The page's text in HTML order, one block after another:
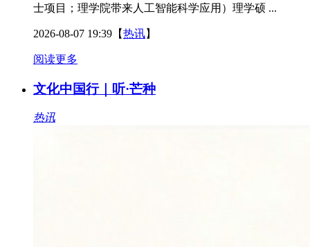
士项目；理学院带来人工智能科学应用）理学硕 ...
2026-08-07 19:39 【热讯】
阅读更多
文化中国行｜听·芒种
热讯